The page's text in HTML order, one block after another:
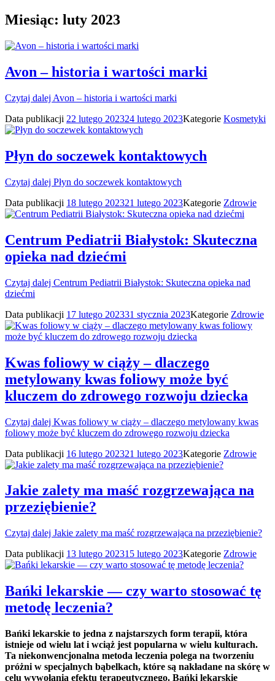
Miesiąc: luty 2023
Avon – historia i wartości marki
Czytaj dalej Avon – historia i wartości marki
Data publikacji 22 lutego 202324 lutego 2023Kategorie Kosmetyki
Płyn do soczewek kontaktowych
Czytaj dalej Płyn do soczewek kontaktowych
Data publikacji 18 lutego 202321 lutego 2023Kategorie Zdrowie
Centrum Pediatrii Białystok: Skuteczna
opieka nad dziećmi
Czytaj dalej Centrum Pediatrii Białystok: Skuteczna opieka nad
dziećmi
Data publikacji 17 lutego 202331 stycznia 2023Kategorie Zdrowie
Kwas foliowy w ciąży – dlaczego
metylowany kwas foliowy może być
kluczem do zdrowego rozwoju dziecka
Czytaj dalej Kwas foliowy w ciąży – dlaczego metylowany kwas
foliowy może być kluczem do zdrowego rozwoju dziecka
Data publikacji 16 lutego 202321 lutego 2023Kategorie Zdrowie
Jakie zalety ma maść rozgrzewająca na
przeziębienie?
Czytaj dalej Jakie zalety ma maść rozgrzewająca na przeziębienie?
Data publikacji 13 lutego 202315 lutego 2023Kategorie Zdrowie
Bańki lekarskie — czy warto stosować tę
metodę leczenia?
Bańki lekarskie to jedna z najstarszych form terapii, która
istnieje od wielu lat i wciąż jest popularna w wielu kulturach.
Ta niekonwencjonalna metoda leczenia polega na tworzeniu
próżni w specjalnych bąbelkach, które są nakładane na skórę w
celu wywołania efektu terapeutycznego. Bańki lekarskie